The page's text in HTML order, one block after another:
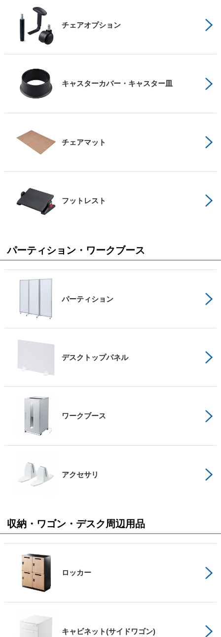
チェアオプション
キャスターカバー・キャスター皿
チェアマット
フットレスト
パーティション・ワークブース
パーティション
デスクトップパネル
ワークブース
アクセサリ
収納・ワゴン・デスク周辺用品
ロッカー
キャビネット(サイドワゴン)